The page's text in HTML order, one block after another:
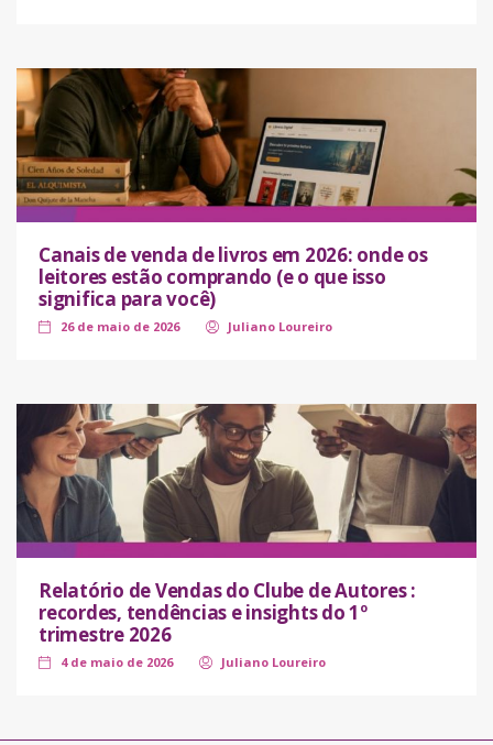
Canais de venda de livros em 2026: onde os
leitores estão comprando (e o que isso
significa para você)
26 de maio de 2026 Juliano Loureiro
Relatório de Vendas do Clube de Autores :
recordes, tendências e insights do 1º
trimestre 2026
4 de maio de 2026 Juliano Loureiro